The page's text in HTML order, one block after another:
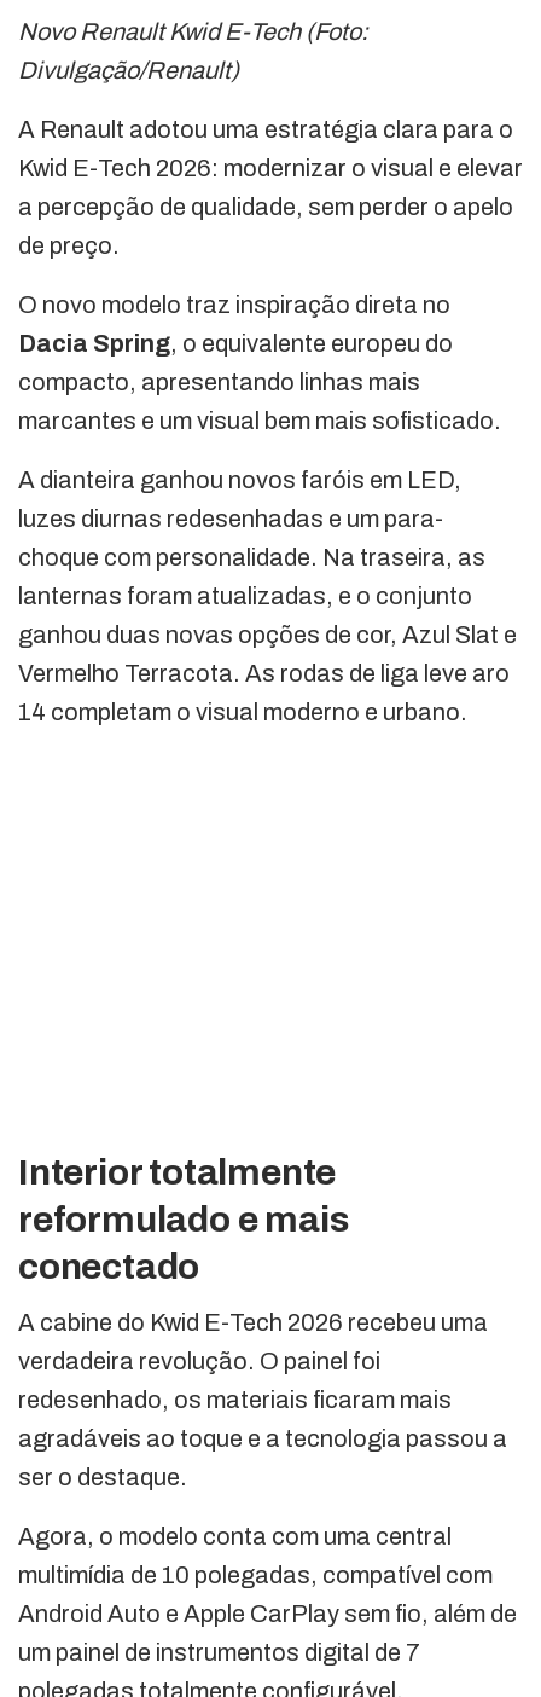
Novo Renault Kwid E-Tech (Foto:
Divulgação/Renault)
A Renault adotou uma estratégia clara para o
Kwid E-Tech 2026: modernizar o visual e elevar
a percepção de qualidade, sem perder o apelo
de preço.
O novo modelo traz inspiração direta no
Dacia Spring, o equivalente europeu do
compacto, apresentando linhas mais
marcantes e um visual bem mais sofisticado.
A dianteira ganhou novos faróis em LED,
luzes diurnas redesenhadas e um para-
choque com personalidade. Na traseira, as
lanternas foram atualizadas, e o conjunto
ganhou duas novas opções de cor, Azul Slat e
Vermelho Terracota. As rodas de liga leve aro
14 completam o visual moderno e urbano.
Interior totalmente
reformulado e mais
conectado
A cabine do Kwid E-Tech 2026 recebeu uma
verdadeira revolução. O painel foi
redesenhado, os materiais ficaram mais
agradáveis ao toque e a tecnologia passou a
ser o destaque.
Agora, o modelo conta com uma central
multimídia de 10 polegadas, compatível com
Android Auto e Apple CarPlay sem fio, além de
um painel de instrumentos digital de 7
polegadas totalmente configurável.